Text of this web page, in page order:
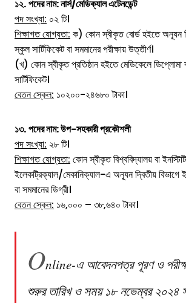
১২.পদের নাম:নার্স/মেডিক্যাল এটেনডেন্ট
পদ সংখ্যা: ০২ টি।
শিক্ষাগত যোগ্যতা: ক) কোন স্বীকৃত বোর্ড হইতে অন্যূন
স্কুল সার্টিফিকেট বা সমমানের পরীক্ষায় উত্তীর্ণ।
(খ) কোন স্বীকৃত প্রতিষ্ঠান হইতে মেডিকেলে ডিপ্লোমা
সার্টিফিকেট।
বেতন স্কেল: ১০২০০-২৪৬৮০ টাকা।
১৩.পদের নাম:উপ-সহকারী প্রকৌশলী
পদ সংখ্যা: ২৮ টি।
শিক্ষাগত যোগ্যতা: কোন স্বীকৃত বিশ্ববিদ্যালয় বা
ইলেকট্রিক্যাল/মেকানিক্যাল-এ অন্যূন দ্বিতীয় বিভাগে
বা সমমানের ডিগ্রী।
বেতন স্কেল: ১৬,০০০ – ৩৮,৬৪০ টাকা।
Online-এ আবেদনপত্র পূরণ ও
শুরুর তারিখ ও সময় ১৮ নভেম্বর ২০২৪